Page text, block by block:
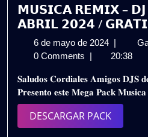
𝗠𝗨𝗦𝗜𝗖𝗔 𝗥𝗘𝗠𝗜𝗫 –
𝗔𝗕𝗥𝗜𝗟 𝟮𝟬𝟮𝟰 /
6 de mayo de 2024 6
de
de
2024
|
0 Comments | 20:38
𝐒𝐚𝐥𝐮𝐝𝐨𝐬 𝐂𝐨𝐫𝐝𝐢𝐚𝐥𝐞𝐬 𝐀𝐦𝐢𝐠𝐨𝐬 𝐃𝐉𝐒
𝐏𝐫𝐞𝐬𝐞𝐧𝐭𝐨 𝐞𝐬𝐭𝐞 𝐌𝐞𝐠𝐚 𝐏𝐚𝐜𝐤
DESCARGAR PACK
PACK